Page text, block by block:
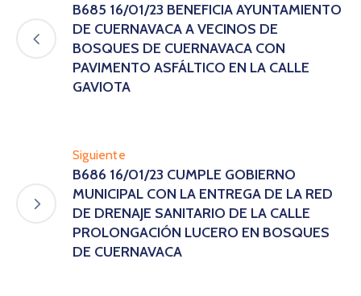
B685 16/01/23 BENEFICIA AYUNTAMIENTO
DE CUERNAVACA A VECINOS DE
BOSQUES DE CUERNAVACA CON
PAVIMENTO ASFÁLTICO EN LA CALLE
GAVIOTA
Siguiente
B686 16/01/23 CUMPLE GOBIERNO
MUNICIPAL CON LA ENTREGA DE LA RED
DE DRENAJE SANITARIO DE LA CALLE
PROLONGACIÓN LUCERO EN BOSQUES
DE CUERNAVACA